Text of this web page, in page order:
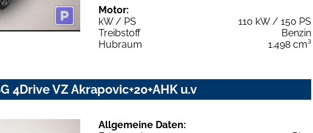
Motor:
kW / PS
110 kW / 150 PS
Treibstoff
Benzin
Hubraum
1.498 cm³
4Drive VZ Akrapovic+20+AHK u.v
Allgemeine Daten: